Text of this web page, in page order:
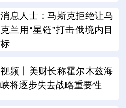
消息人士：马斯克拒绝让乌
克兰用“星链”打击俄境内目
标
视频丨美财长称霍尔木兹海
峡将逐步失去战略重要性